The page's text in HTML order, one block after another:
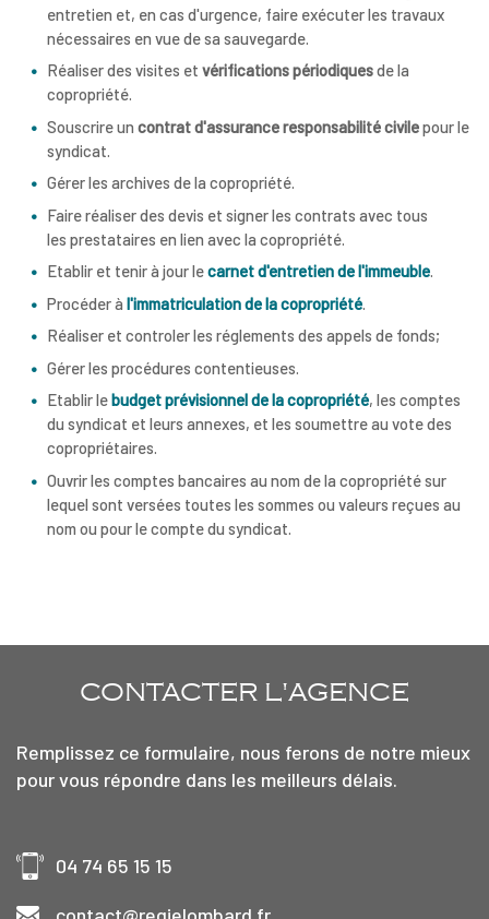
entretien et, en cas d'urgence, faire exécuter les travaux
nécessaires en vue de sa sauvegarde.
Réaliser des visites et vérifications périodiquesde la
copropriété.
Souscrire un contrat d'assurance responsabilité civilepour le
syndicat.
Gérer les archives de la copropriété.
Faire réaliser des devis et signer les contrats avec tous
les prestataires en lien avec la copropriété.
Etablir et tenir à jour lecarnet d'entretien de l'immeuble.
Procéder à l'immatriculation de la copropriété
Réaliser et controler les réglements des appels de fonds;
Gérer les procédures contentieuses.
Etablir lebudget prévisionnel de la copropriété, les comptes
du syndicat et leurs annexes, et les soumettre au vote des
copropriétaires.
Ouvrir les comptes bancaires au nom de la copropriété sur
lequel sont versées toutes les sommes ou valeurs reçues au
nom ou pour le compte du syndicat.
CONTACTER L'AGENCE
Remplissez ce formulaire, nous ferons de notre mieux
pour vous répondre dans les meilleurs délais.
04 74 65 15 15